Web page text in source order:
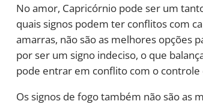
No amor, Capricórnio pode ser um
quais signos podem ter conflitos com
amarras, não são as melhores opções
por ser um signo indeciso, o que
pode entrar em conflito com o
Os signos de fogo também não são as